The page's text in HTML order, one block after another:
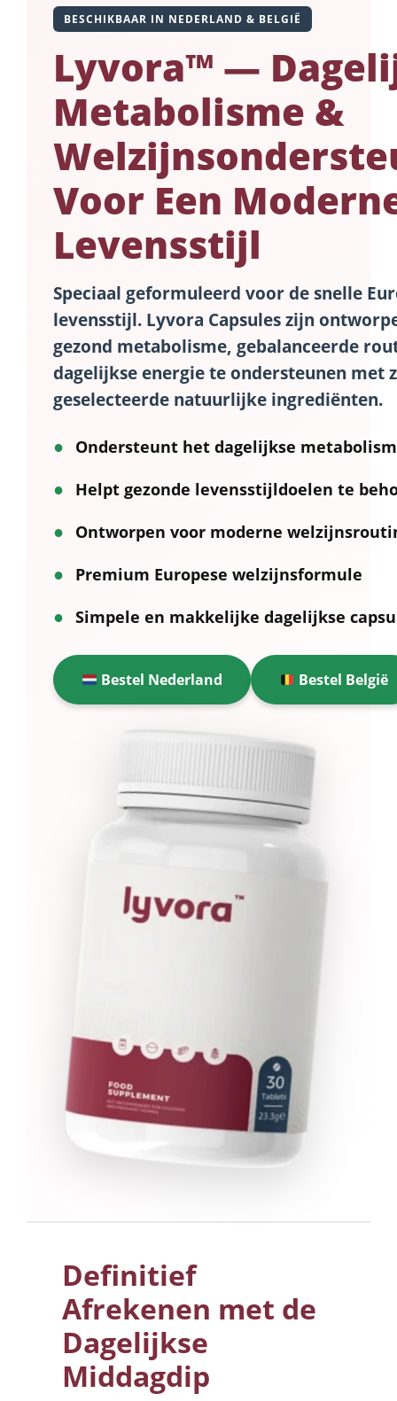
BESCHIKBAAR IN NEDERLAND & BELGIË
Lyvora™ —
Metabolisme &
Voor Een
Levensstijl
Speciaal geformuleerd voor de snelle
levensstijl. Lyvora Capsuleszijn
gezond metabolisme, gebalanceerde
dagelijkse energie te ondersteunen met
geselecteerde natuurlijke ingrediënten.
● Ondersteunt het dagelijkse
● Helpt gezonde levensstijldoelen te
● Ontworpen voor moderne
● Premium Europese welzijnsformule
● Simpele en makkelijke dagelijkse
Bestel Nederland Bestel België
Definitief
Afrekenen met de
Dagelijkse
Middagdip